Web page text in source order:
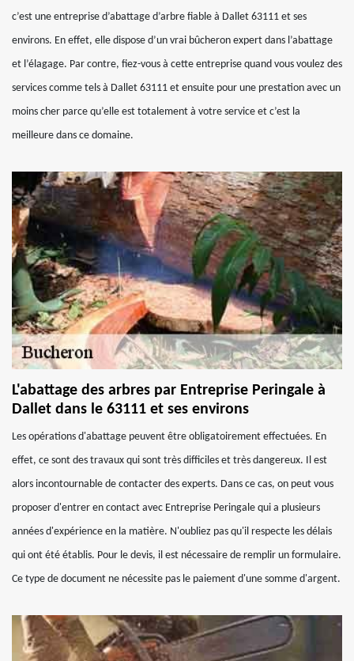
c’est une entreprise d’abattage d’arbre fiable à Dallet 63111 et ses
environs. En effet, elle dispose d’un vrai bûcheron expert dans l’abattage
et l’élagage. Par contre, fiez-vous à cette entreprise quand vous voulez des
services comme tels à Dallet 63111 et ensuite pour une prestation avec un
moins cher parce qu’elle est totalement à votre service et c’est la
meilleure dans ce domaine.
L'abattage des arbres par Entreprise Peringale à
Dallet dans le 63111 et ses environs
Les opérations d'abattage peuvent être obligatoirement effectuées. En
effet, ce sont des travaux qui sont très difficiles et très dangereux. Il est
alors incontournable de contacter des experts. Dans ce cas, on peut vous
proposer d'entrer en contact avec Entreprise Peringale qui a plusieurs
années d'expérience en la matière. N'oubliez pas qu'il respecte les délais
qui ont été établis. Pour le devis, il est nécessaire de remplir un formulaire.
Ce type de document ne nécessite pas le paiement d'une somme d'argent.